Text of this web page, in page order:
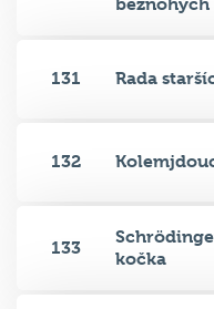
131 Rada
132
133
kočka